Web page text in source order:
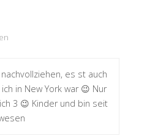
es st auch
in New York war 😉 Nur
3 😉 Kinder und bin seit